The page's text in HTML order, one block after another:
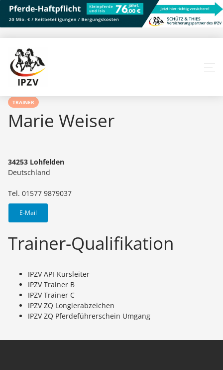
TRAINER
Marie Weiser
34253 Lohfelden
Deutschland
Tel. 01577 9879037
E-Mail
Trainer-Qualifikation
IPZV API-Kursleiter
IPZV Trainer B
IPZV Trainer C
IPZV ZQ Longierabzeichen
IPZV ZQ Pferdeführerschein Umgang